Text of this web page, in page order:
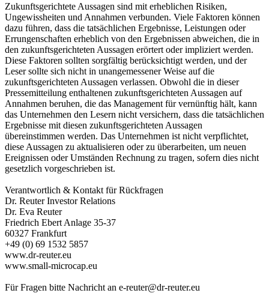
Zukunftsgerichtete Aussagen sind mit erheblichen Risiken,
Ungewissheiten und Annahmen verbunden. Viele Faktoren können
dazu führen, dass die tatsächlichen Ergebnisse, Leistungen oder
Errungenschaften erheblich von den Ergebnissen abweichen, die in
den zukunftsgerichteten Aussagen erörtert oder impliziert werden.
Diese Faktoren sollten sorgfältig berücksichtigt werden, und der
Leser sollte sich nicht in unangemessener Weise auf die
zukunftsgerichteten Aussagen verlassen. Obwohl die in dieser
Pressemitteilung enthaltenen zukunftsgerichteten Aussagen auf
Annahmen beruhen, die das Management für vernünftig hält, kann
das Unternehmen den Lesern nicht versichern, dass die tatsächlichen
Ergebnisse mit diesen zukunftsgerichteten Aussagen
übereinstimmen werden. Das Unternehmen ist nicht verpflichtet,
diese Aussagen zu aktualisieren oder zu überarbeiten, um neuen
Ereignissen oder Umständen Rechnung zu tragen, sofern dies nicht
gesetzlich vorgeschrieben ist.
Verantwortlich & Kontakt für Rückfragen
Dr. Reuter Investor Relations
Dr. Eva Reuter
Friedrich Ebert Anlage 35-37
60327 Frankfurt
+49 (0) 69 1532 5857
www.dr-reuter.eu
www.small-microcap.eu
Für Fragen bitte Nachricht an e-reuter@dr-reuter.eu